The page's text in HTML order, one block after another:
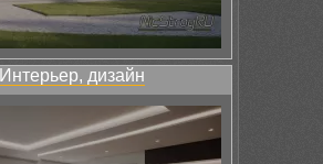
Интерьер, дизайн